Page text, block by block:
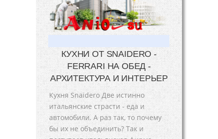
КУХНИ ОТ SNAIDERO -
FERRARI НА ОБЕД -
АРХИТЕКТУРА И ИНТЕРЬЕР
Кухня Snaidero Две истинно
итальянские страсти - еда и
автомобили. А раз так, то почему
бы их не объединить? Так и